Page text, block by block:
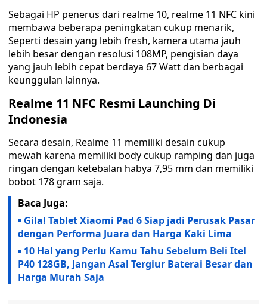
Sebagai HP penerus dari realme 10, realme 11 NFC kini
membawa beberapa peningkatan cukup menarik,
Seperti desain yang lebih fresh, kamera utama jauh
lebih besar dengan resolusi 108MP, pengisian daya
yang jauh lebih cepat berdaya 67 Watt dan berbagai
keunggulan lainnya.
Realme 11 NFC Resmi Launching Di
Indonesia
Secara desain, Realme 11 memiliki desain cukup
mewah karena memiliki body cukup ramping dan juga
ringan dengan ketebalan habya 7,95 mm dan memiliki
bobot 178 gram saja.
Baca Juga:
Gila! Tablet Xiaomi Pad 6 Siap jadi Perusak Pasar
dengan Performa Juara dan Harga Kaki Lima
10 Hal yang Perlu Kamu Tahu Sebelum Beli Itel
P40 128GB, Jangan Asal Tergiur Baterai Besar dan
Harga Murah Saja